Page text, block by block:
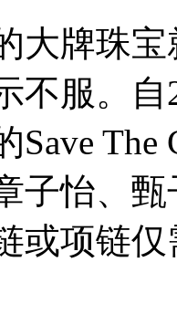
大牌珠
不服。
Save
子怡、
或项链仅